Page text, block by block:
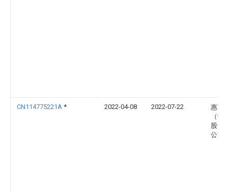
CN114775221A * 2022-04-08 2022-07-22
惠而
（中
股份
公司